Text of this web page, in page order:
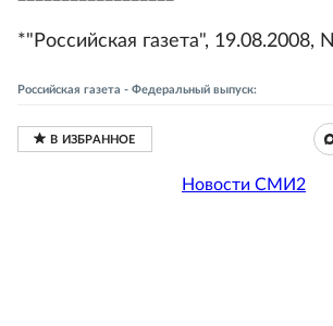
*"Российская газета", 19.08.2008, N
Российская газета - Федеральный выпуск:
Новости СМИ2